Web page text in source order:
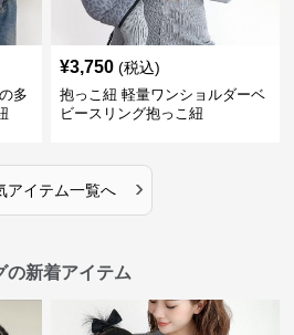
多
¥3,750 (税込)
抱っこ紐 軽量ワンショルダーベ
ビースリング抱っこ紐
アイテム一覧へ ›
の新着アイテム